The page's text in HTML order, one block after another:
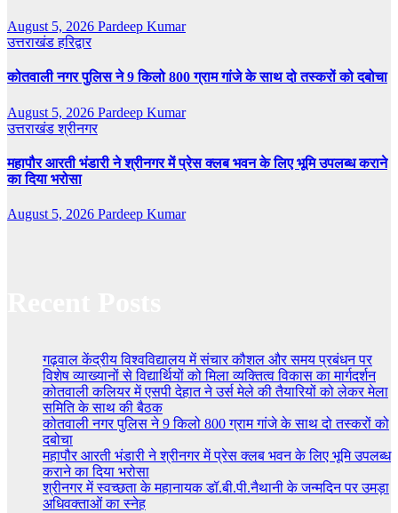
August 5, 2026 Pardeep Kumar
उत्तराखंडहरिद्वार
कोतवाली नगर पुलिस ने 9 किलो 800 ग्राम गांजे के साथ दो तस्करों को दबोचा
August 5, 2026 Pardeep Kumar
उत्तराखंडश्रीनगर
महापौर आरती भंडारी ने श्रीनगर में प्रेस क्लब भवन के लिए भूमि उपलब्ध कराने
का दिया भरोसा
August 5, 2026 Pardeep Kumar
गढ़वाल केंद्रीय विश्वविद्यालय में संचार कौशल और समय प्रबंधन पर
विशेष व्याख्यानों से विद्यार्थियों को मिला व्यक्तित्व विकास का मार्गदर्शन
कोतवाली कलियर में एसपी देहात ने उर्स मेले की तैयारियों को लेकर मेला
समिति के साथ की बैठक
कोतवाली नगर पुलिस ने 9 किलो 800 ग्राम गांजे के साथ दो तस्करों को
दबोचा
महापौर आरती भंडारी ने श्रीनगर में प्रेस क्लब भवन के लिए भूमि उपलब्ध
कराने का दिया भरोसा
श्रीनगर में स्वच्छता के महानायक डॉ.बी.पी.नैथानी के जन्मदिन पर उमड़ा
अधिवक्ताओं का स्नेह